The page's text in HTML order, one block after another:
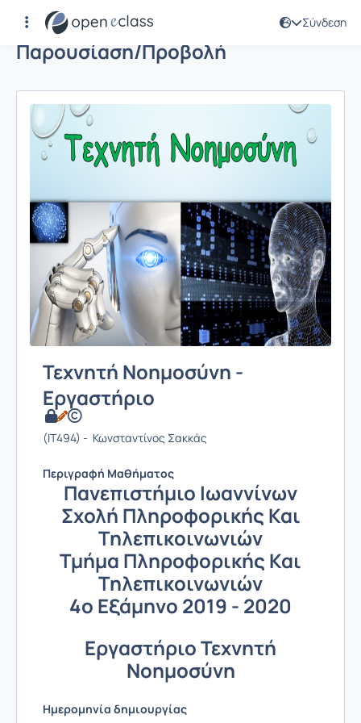
Σύνδεση
Παρουσίαση/Προβολή
Τεχνητή Νοημοσύνη -
Εργαστήριο
(IT494) - Κωνσταντίνος Σακκάς
Περιγραφή Μαθήματος
Πανεπιστήμιο Ιωαννίνων
Σχολή Πληροφορικής Και
Τηλεπικοινωνιών
Τμήμα Πληροφορικής Και
Τηλεπικοινωνιών
4ο Εξάμηνο 2019 - 2020
Εργαστήριο Τεχνητή
Νοημοσύνη
Ημερομηνία δημιουργίας